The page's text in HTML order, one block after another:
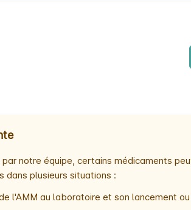
notre équipe, certains médicaments
dans plusieurs situations :
l'AMM au laboratoire et son lancement